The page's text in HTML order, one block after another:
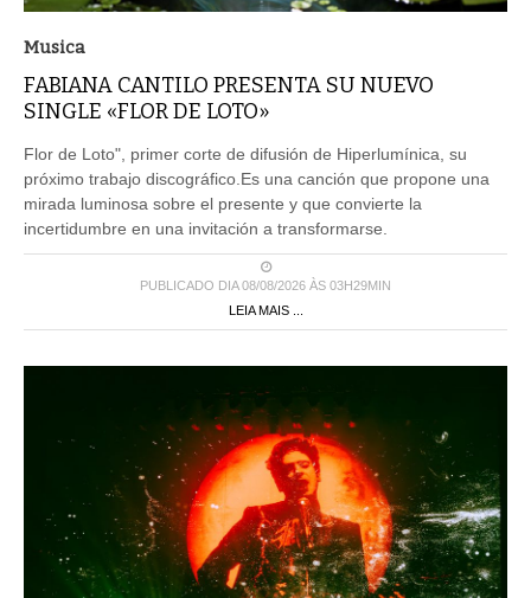
Musica
FABIANA CANTILO PRESENTA SU NUEVO
SINGLE «FLOR DE LOTO»
Flor de Loto", primer corte de difusión de Hiperlumínica, su
próximo trabajo discográfico.Es una canción que propone una
mirada luminosa sobre el presente y que convierte la
incertidumbre en una invitación a transformarse.
PUBLICADO DIA 08/08/2026 ÀS 03H29MIN
LEIA MAIS ...